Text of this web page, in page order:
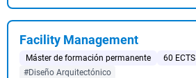
Facility Management
Máster de formación permanente 60 ECTS
#Diseño Arquitectónico